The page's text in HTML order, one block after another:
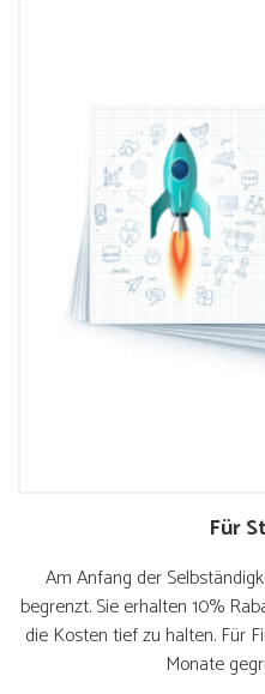
Für
Am Anfang der
begrenzt. Sie erhalten 10%
die Kosten tief zu halten. Für
Monate